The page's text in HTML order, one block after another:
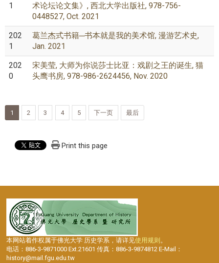
1
术论坛论文集》, 西北大学出版社, 978-756-
0448527, Oct. 2021
202
1
葛兰杰式书籍─书本就是我的美术馆, 漫游艺术史,
Jan. 2021
202
0
宋美莹, 大师为你说莎士比亚：戏剧之王的诞生, 猫
头鹰书房, 978-986-2624456, Nov. 2020
1 2 3 4 5 下一页 最后
Print this page
本网站着作权属于佛光大学 历史学系，请详见使用规则 。
电话：886-3-9871000 Ext.21601 传真：886-3-9874812 E-Mail：
history@mail.fgu.edu.tw